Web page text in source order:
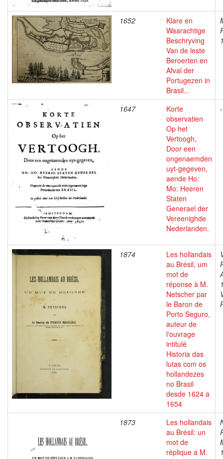
1652
Klare en
Waarachtige
Beschryving
Van de leste
Beroerten en
Afval der
Portugezen in
Brasil...
1647
Korte
observatien
Op het
Vertoogh,
Door een
ongenaemden
uyt-gegeven,
aende Ho:
Mo: Heeren
Staten
Generael der
Vereenighde
Nederlanden.
-
1874
Les hollandais
au Brésil, um
mot de
réponse à M.
Netscher par
le Baron de
Porto Seguro,
auteur de
l'ouvrage
intitulé
Historia das
lutas com os
hollandezes
no Brasil
desde 1624 a
1654
1873
Les hollandais
au Brésil: un
mot de
réplique a M.